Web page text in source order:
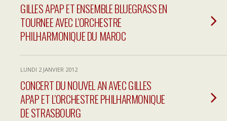
GILLES APAP ET ENSEMBLE BLUEGRASS EN
TOURNEE AVEC L’ORCHESTRE
PHILHARMONIQUE DU MAROC
LUNDI 2 JANVIER 2012
CONCERT DU NOUVEL AN AVEC GILLES
APAP ET L’ORCHESTRE PHILHARMONIQUE
DE STRASBOURG